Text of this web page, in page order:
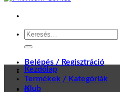
Keresés
Belépés / Regisztráció
0
Kezdőlap
Termékek / Kategóriák
Klub